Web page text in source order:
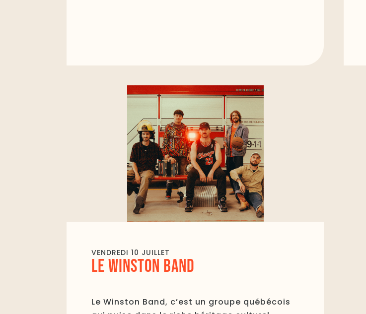
VENDREDI 10 JUILLET
LE WINSTON BAND
Le Winston Band, c’est un groupe québécois